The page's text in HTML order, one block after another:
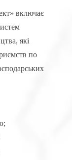
включає
які
по